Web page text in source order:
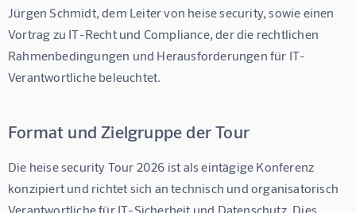
Jürgen Schmidt, dem Leiter von heise security, sowie einen
Vortrag zu IT-Recht und Compliance, der die rechtlichen
Rahmenbedingungen und Herausforderungen für IT-
Verantwortliche beleuchtet.
Format und Zielgruppe der Tour
Die heise security Tour 2026 ist als eintägige Konferenz
konzipiert und richtet sich an technisch und organisatorisch
Verantwortliche für IT-Sicherheit und Datenschutz. Dies